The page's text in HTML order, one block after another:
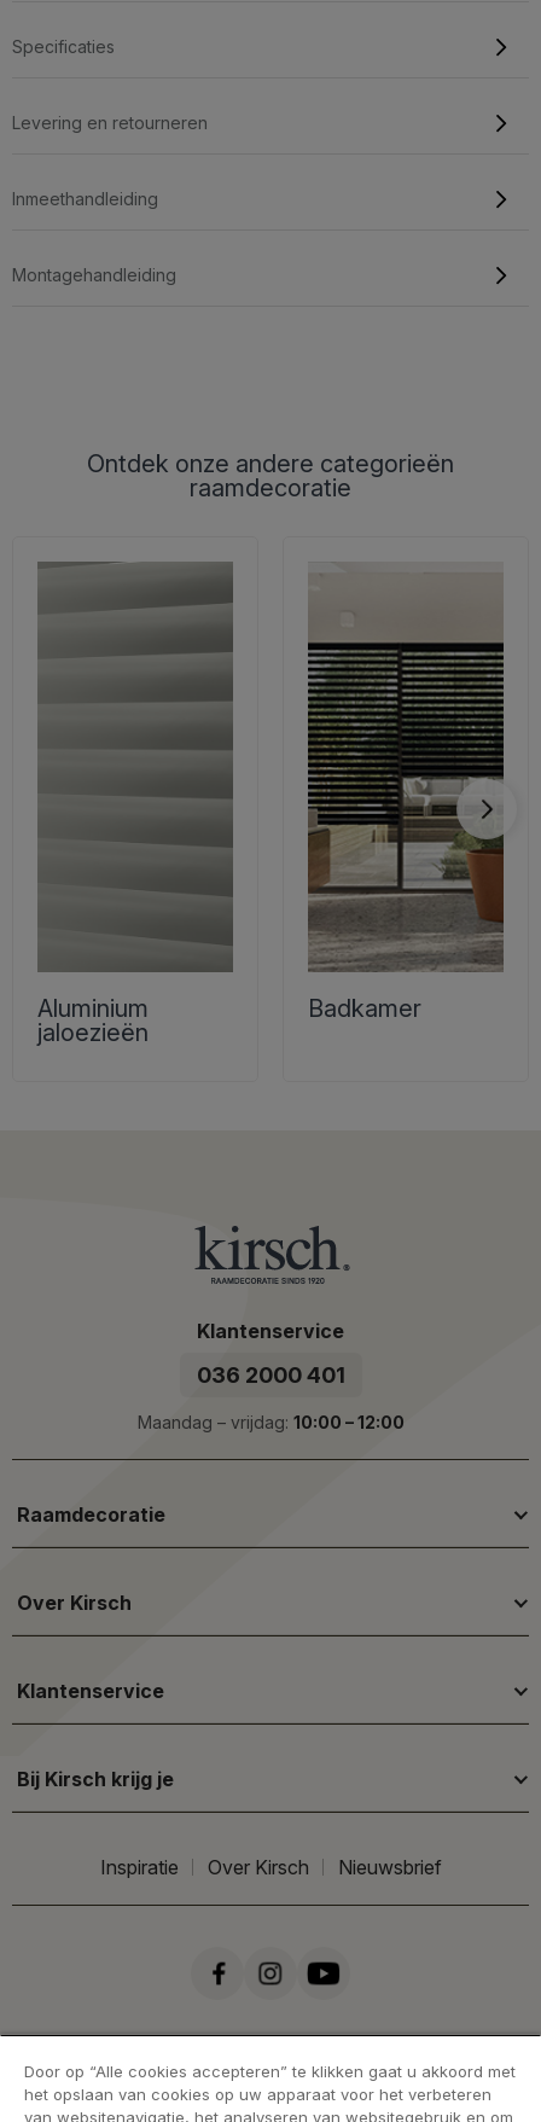
Specificaties
Levering en retourneren
Inmeethandleiding
Montagehandleiding
Ontdek onze andere categorieën
raamdecoratie
Aluminium
jaloezieën
Badkamer
Klantenservice
036 2000 401
Maandag – vrijdag: 10:00 – 12:00
Raamdecoratie
Over Kirsch
Klantenservice
Bij Kirsch krijg je
Inspiratie Over Kirsch Nieuwsbrief
Door op “Alle cookies accepteren” te klikken gaat u akkoord met
het opslaan van cookies op uw apparaat voor het verbeteren
van websitenavigatie, het analyseren van websitegebruik en om